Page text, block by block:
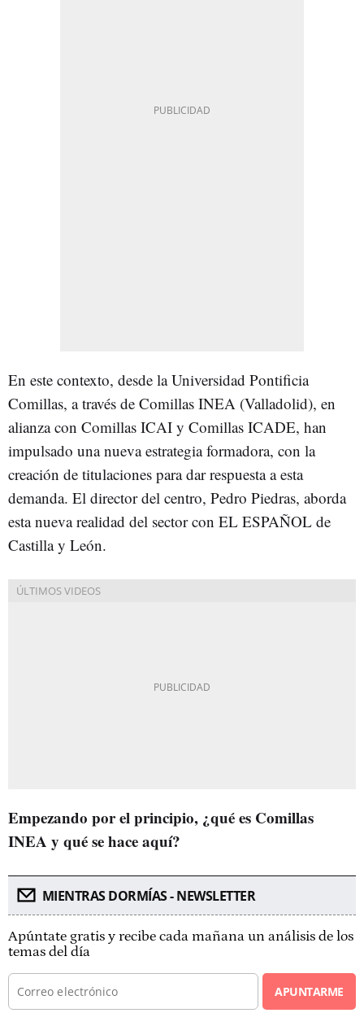
En este contexto, desde la Universidad Pontificia
Comillas, a través de Comillas INEA (Valladolid), en
alianza con Comillas ICAI y Comillas ICADE, han
impulsado una nueva estrategia formadora, con la
creación de titulaciones para dar respuesta a esta
demanda. El director del centro, Pedro Piedras, aborda
esta nueva realidad del sector con EL ESPAÑOL de
Castilla y León.
Empezando por el principio, ¿qué es Comillas
INEA y qué se hace aquí?
MIENTRAS DORMÍAS - NEWSLETTER
Apúntate gratis y recibe cada mañana un análisis de los
temas del día
APUNTARME